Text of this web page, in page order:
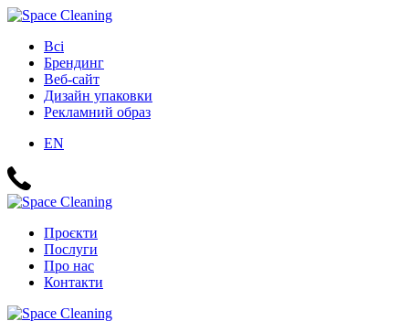
Всі
Брендинг
Веб-сайт
Дизайн упаковки
Рекламний образ
EN
Проєкти
Послуги
Про нас
Контакти